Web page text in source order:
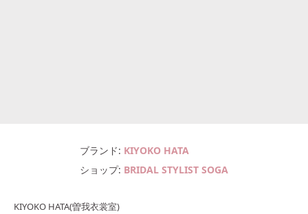
ブランド KIYOKO HATA
ショップ BRIDAL STYLIST SOGA
KIYOKO HATA(曽我衣裳室)